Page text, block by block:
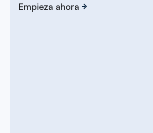
Empieza ahora